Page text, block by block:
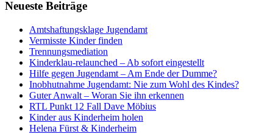
Neueste Beiträge
Amtshaftungsklage Jugendamt
Vermisste Kinder finden
Trennungsmediation
Kinderklau-relaunched – Ab sofort eingestellt
Hilfe gegen Jugendamt – Am Ende der Dumme?
Inobhutnahme Jugendamt: Nie zum Wohl des Kindes?
Guter Anwalt – Woran Sie ihn erkennen
RTL Punkt 12 Fall Dave Möbius
Kinder aus Kinderheim holen
Helena Fürst & Kinderheim